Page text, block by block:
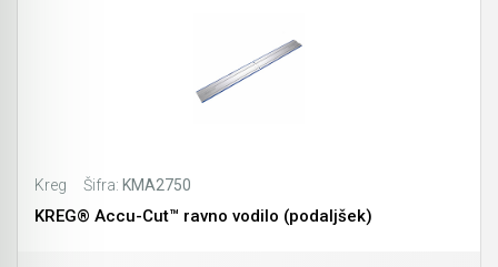
Kreg Šifra: KMA2750
KREG® Accu-Cut™ ravno vodilo (podaljšek)